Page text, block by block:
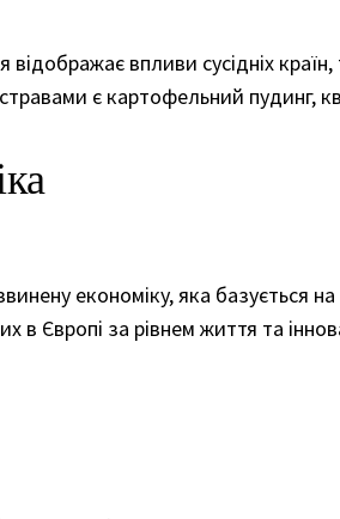
відображає впливи сусідніх
є картофельний пудинг,
економіку, яка базується
в Європі за рівнем життя та